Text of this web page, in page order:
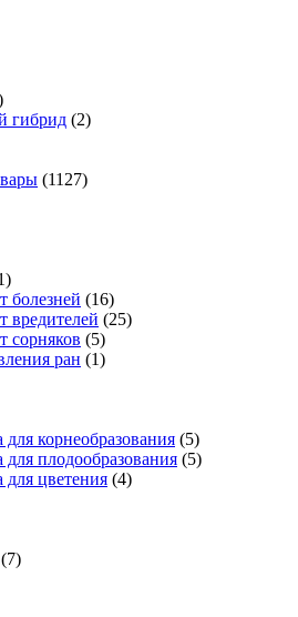
гибрид (2)
(1127)
болезней (16)
вредителей (25)
сорняков (5)
ран (1)
корнеобразования (5)
плодообразования (5)
для цветения (4)
(7)